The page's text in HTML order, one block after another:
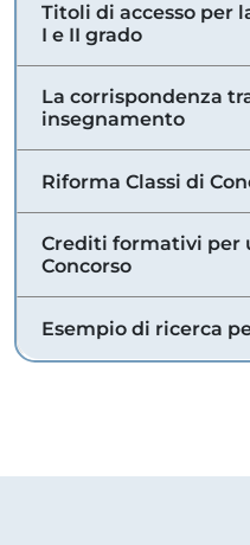
Titoli di accesso per
I e II grado
La corrispondenza
insegnamento
Riforma Classi di
Crediti formativi per
Concorso
Esempio di ricerca